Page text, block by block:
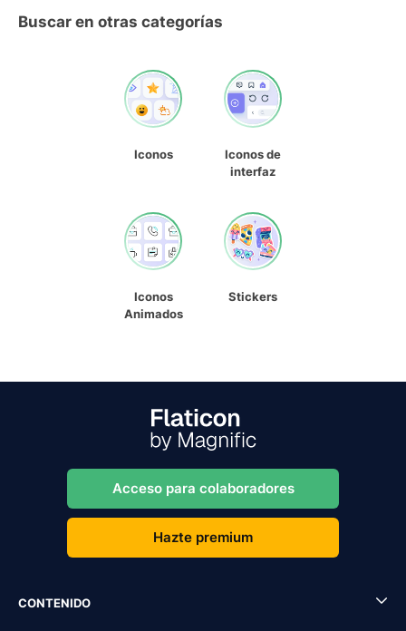
Buscar en otras categorías
Iconos
Iconos de
interfaz
Iconos
Animados
Stickers
Acceso para colaboradores
Hazte premium
CONTENIDO